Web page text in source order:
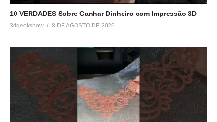
10 VERDADES Sobre Ganhar Dinheiro com Impressão 3D
3dgeekshow 8 DE AGOSTO DE 2026